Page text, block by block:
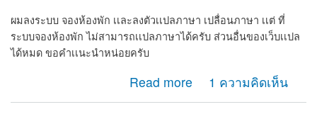
ผมลงระบบ จองห้องพัก เเละลงตัวเเปลภาษา เปลื่อนภาษา เเต่ ที่
ระบบจองห้องพัก ไม่สามารถเเปลภาษาได้ครับ ส่วนอื่นของเว็บเเปล
ได้หมด ขอคำเเนะนำหน่อยครับ
Read more
about ผมลงระบบ จองห้องพัก เเละลงตัวเเปลภาษา เปลื่อ
นภาษา
1 ความคิดเห็น